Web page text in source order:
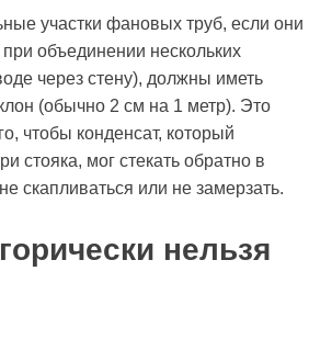
участки фановых труб, если они
объединении нескольких
через стену), должны иметь
(обычно 2 см на 1 метр). Это
чтобы конденсат, который
стояка, мог стекать обратно в
скапливаться или не замерзать.
нельзя